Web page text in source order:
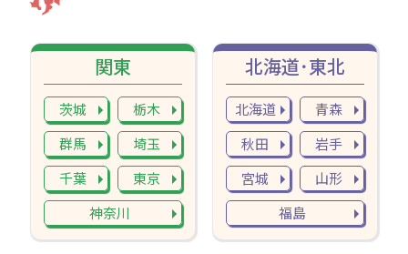
関東
茨城
栃木
群馬
埼玉
千葉
東京
神奈川
北海道･東北
北海道
青森
秋田
岩手
宮城
山形
福島